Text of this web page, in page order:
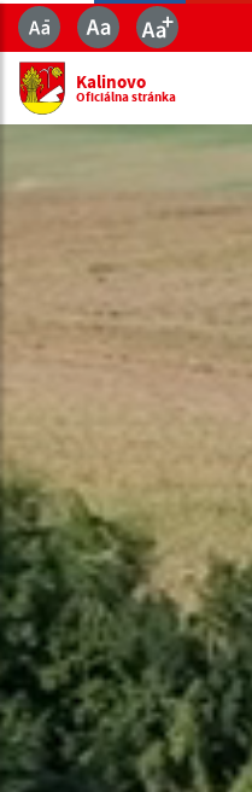
Kalinovo
Oficiálna stránka